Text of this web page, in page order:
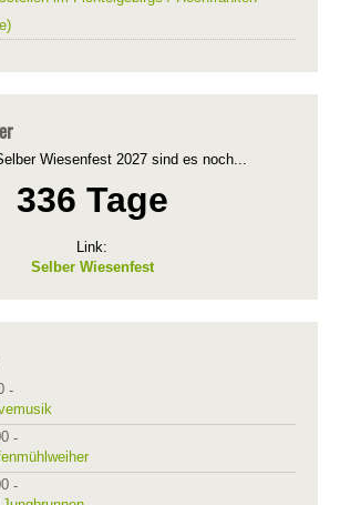
Wiesenfest 2027 sind es noch...
336 Tage
Link:
Selber Wiesenfest
-
-
-